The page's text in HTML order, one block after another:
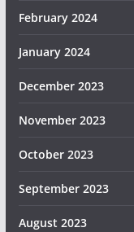
February 2024
January 2024
December 2023
November 2023
October 2023
September 2023
August 2023